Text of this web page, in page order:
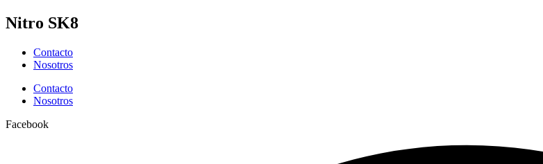
Ir
al
Nitro SK8
Contacto
Nosotros
Contacto
Nosotros
Facebook